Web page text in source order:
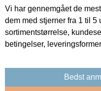
Vi har gennemgået de
dem med stjerner fra 1 til 5
sortimentstørrelse,
betingelser,
Bedst